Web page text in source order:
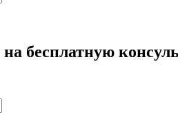
на бесплатную